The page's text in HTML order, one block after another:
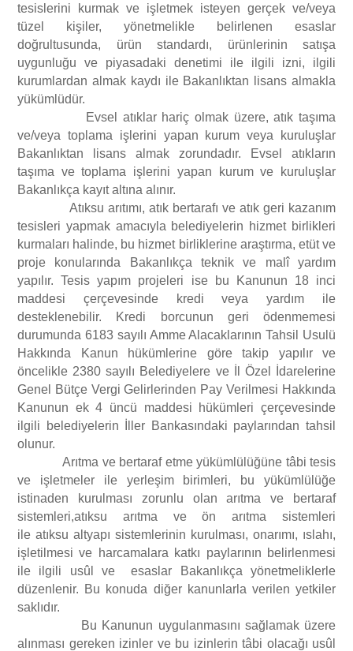
tesislerini kurmak ve işletmek isteyen gerçek ve/veya
tüzel kişiler, yönetmelikle belirlenen esaslar
doğrultusunda, ürün standardı, ürünlerinin satışa
uygunluğu ve piyasadaki denetimi ile ilgili izni, ilgili
kurumlardan almak kaydı ile Bakanlıktan lisans almakla
yükümlüdür.
Evsel atıklar hariç olmak üzere, atık taşıma
ve/veya toplama işlerini yapan kurum veya kuruluşlar
Bakanlıktan lisans almak zorundadır. Evsel atıkların
taşıma ve toplama işlerini yapan kurum ve kuruluşlar
Bakanlıkça kayıt altına alınır.
Atıksu arıtımı, atık bertarafı ve atık geri kazanım
tesisleri yapmak amacıyla belediyelerin hizmet birlikleri
kurmaları halinde, bu hizmet birliklerine araştırma, etüt ve
proje konularında Bakanlıkça teknik ve malî yardım
yapılır. Tesis yapım projeleri ise bu Kanunun 18 inci
maddesi çerçevesinde kredi veya yardım ile
desteklenebilir. Kredi borcunun geri ödenmemesi
durumunda 6183 sayılı Amme Alacaklarının Tahsil Usulü
Hakkında Kanun hükümlerine göre takip yapılır ve
öncelikle 2380 sayılı Belediyelere ve İl Özel İdarelerine
Genel Bütçe Vergi Gelirlerinden Pay Verilmesi Hakkında
Kanunun ek 4 üncü maddesi hükümleri çerçevesinde
ilgili belediyelerin İller Bankasındaki paylarından tahsil
olunur.
Arıtma ve bertaraf etme yükümlülüğüne tâbi tesis
ve işletmeler ile yerleşim birimleri, bu yükümlülüğe
istinaden kurulması zorunlu olan arıtma ve bertaraf
sistemleri,atıksu arıtma ve ön arıtma sistemleri
ile atıksu altyapı sistemlerinin kurulması, onarımı, ıslahı,
işletilmesi ve harcamalara katkı paylarının belirlenmesi
ile ilgili usûl ve esaslar Bakanlıkça yönetmeliklerle
düzenlenir. Bu konuda diğer kanunlarla verilen yetkiler
saklıdır.
Bu Kanunun uygulanmasını sağlamak üzere
alınması gereken izinler ve bu izinlerin tâbi olacağı usûl